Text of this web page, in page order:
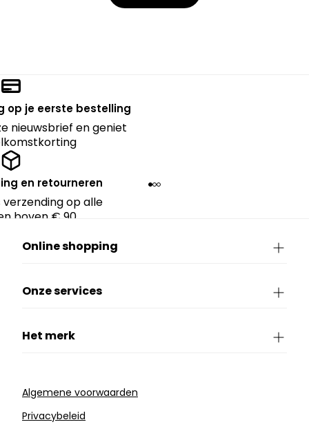
op je eerste bestelling
nieuwsbrief en geniet
en retourneren
op alle
boven € 90.
Online shopping
Onze services
Het merk
Algemene voorwaarden
Privacybeleid